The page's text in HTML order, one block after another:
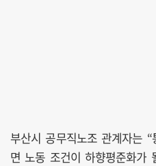
부산시 공무직노조 관계자는
면 노동 조건이 하향평준화가